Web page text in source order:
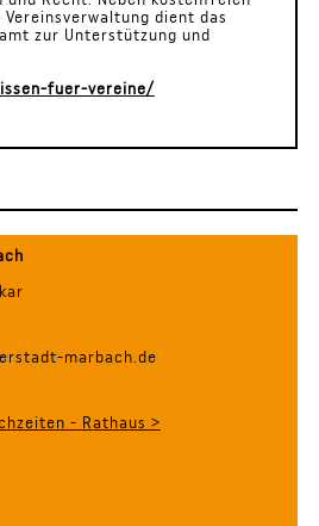
dient das
zur Unterstützung und
fuer-vereine/
marbach.de
- Rathaus >